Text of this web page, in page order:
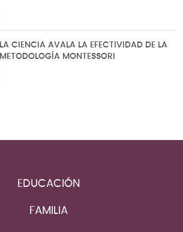
LA CIENCIA AVALA LA EFECTIVIDAD DE LA
METODOLOGÍA MONTESSORI
EDUCACIÓN
FAMILIA